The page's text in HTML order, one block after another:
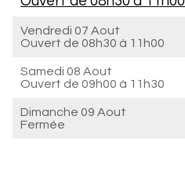
Vendredi 07 Aout
Ouvert de 08h30 à 11h00
Samedi 08 Aout
Ouvert de 09h00 à 11h30
Dimanche 09 Aout
Fermée